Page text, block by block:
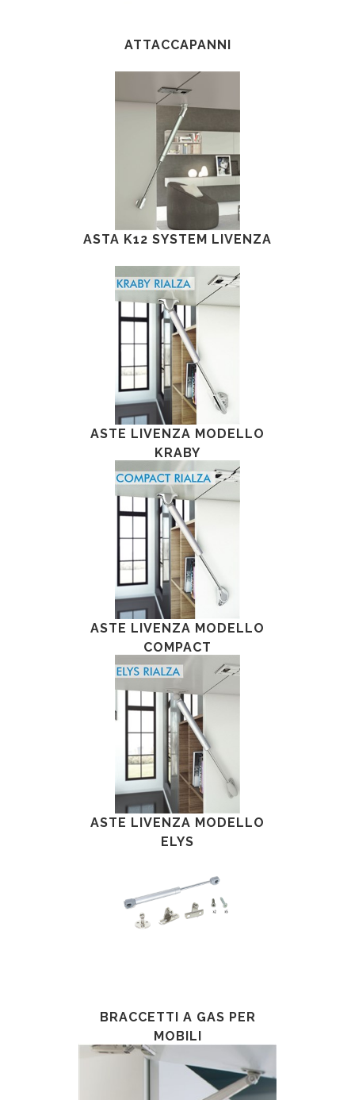
ATTACCAPANNI
ASTA K12 SYSTEM LIVENZA
ASTE LIVENZA MODELLO
KRABY
ASTE LIVENZA MODELLO
COMPACT
ASTE LIVENZA MODELLO
ELYS
BRACCETTI A GAS PER
MOBILI